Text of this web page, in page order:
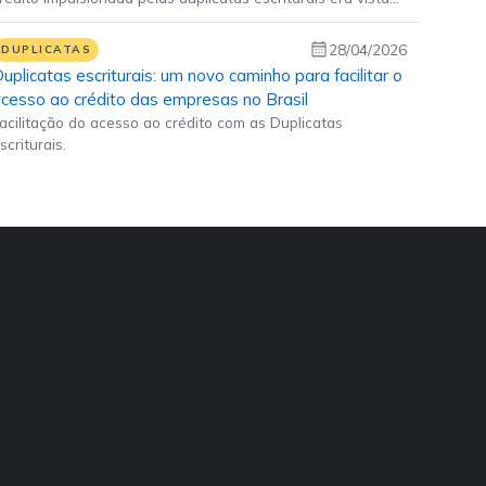
um movimento de futuro, agora ela começa a ganhar
concreta no presente
DUPLICATAS 28/04/2026
escriturais: um novo caminho para facilitar o
ao crédito das empresas no Brasil
do acesso ao crédito com as Duplicatas